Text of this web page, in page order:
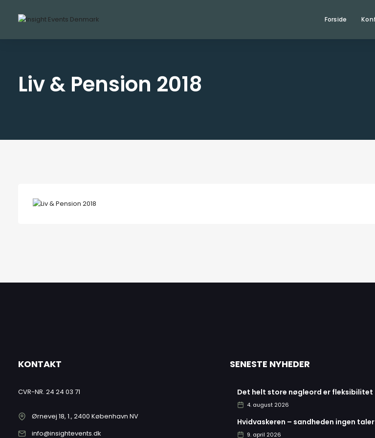
Forside
Liv & Pension 2018
KONTAKT
CVR-NR. 24 24 03 71
Ørnevej 18, 1., 2400 København NV
info@insightevents.dk
SENESTE NYHEDER
Det helt store nøgleord er fleksibilitet
4. august 2026
Hvidvaskeren – sandheden ingen
9. april 2026